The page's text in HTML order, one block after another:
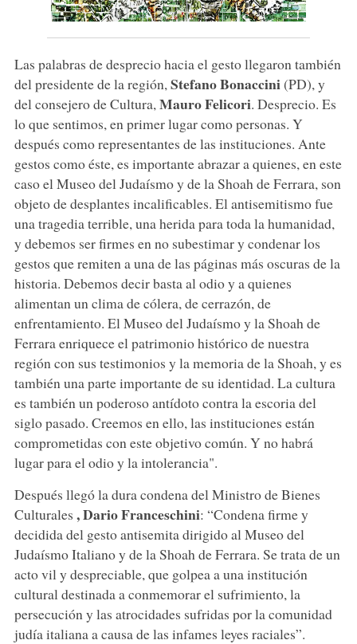
Las palabras de desprecio hacia el gesto llegaron también
del presidente de la región, Stefano Bonaccini(PD), y
del consejero de Cultura, Mauro Felicori. Desprecio. Es
lo que sentimos, en primer lugar como personas. Y
después como representantes de las instituciones. Ante
gestos como éste, es importante abrazar a quienes, en este
caso el Museo del Judaísmo y de la Shoah de Ferrara, son
objeto de desplantes incalificables. El antisemitismo fue
una tragedia terrible, una herida para toda la humanidad,
y debemos ser firmes en no subestimar y condenar los
gestos que remiten a una de las páginas más oscuras de la
historia. Debemos decir basta al odio y a quienes
alimentan un clima de cólera, de cerrazón, de
enfrentamiento. El Museo del Judaísmo y la Shoah de
Ferrara enriquece el patrimonio histórico de nuestra
región con sus testimonios y la memoria de la Shoah, y es
también una parte importante de su identidad. La cultura
es también un poderoso antídoto contra la escoria del
siglo pasado. Creemos en ello, las instituciones están
comprometidas con este objetivo común. Y no habrá
lugar para el odio y la intolerancia".
Después llegó la dura condena del Ministro de Bienes
Culturales , Dario Franceschini: “Condena firme y
decidida del gesto antisemita dirigido al Museo del
Judaísmo Italiano y de la Shoah de Ferrara. Se trata de un
acto vil y despreciable, que golpea a una institución
cultural destinada a conmemorar el sufrimiento, la
persecución y las atrocidades sufridas por la comunidad
judía italiana a causa de las infames leyes raciales”.